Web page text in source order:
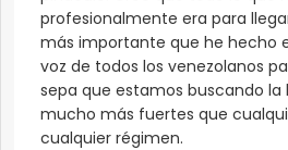
profesionalmente era para
más importante que he hecho
voz de todos los venezolanos
sepa que estamos buscando la
mucho más fuertes que
cualquier régimen.